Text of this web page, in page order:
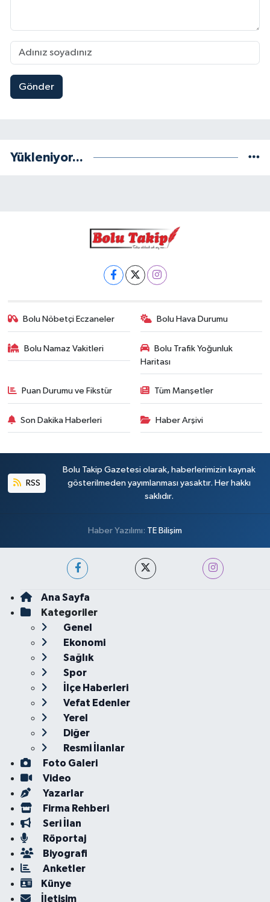
Gönder
Yükleniyor...
Bolu Nöbetçi Eczaneler Bolu Hava Durumu
Bolu Namaz Vakitleri
Bolu Trafik Yoğunluk
Haritası
Puan Durumu ve Fikstür Tüm Manşetler
Son Dakika Haberleri Haber Arşivi
RSS
Bolu Takip Gazetesi olarak, haberlerimizin kaynak
gösterilmeden yayımlanması yasaktır. Her hakkı
saklıdır.
Haber Yazılımı: TE Bilişim
Ana Sayfa
Kategoriler
Genel
Ekonomi
Sağlık
Spor
İlçe Haberleri
Vefat Edenler
Yerel
Diğer
Resmi İlanlar
Foto Galeri
Video
Yazarlar
Firma Rehberi
Seri İlan
Röportaj
Biyografi
Anketler
Künye
İletişim